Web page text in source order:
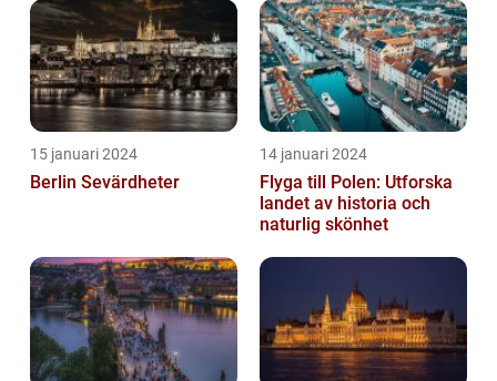
15 januari 2024
Berlin Sevärdheter
14 januari 2024
Flyga till Polen: Utforska
landet av historia och
naturlig skönhet